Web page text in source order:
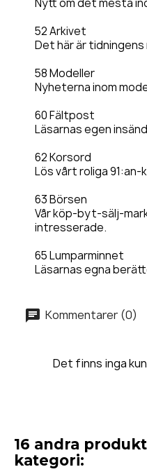
Nytt om det mesta
52 Arkivet
Det här är
58 Modeller
Nyheterna inom
60 Fältpost
Läsarnas egen
62 Korsord
Lös vårt roliga 91:an-
63 Börsen
Vår köp-byt-sälj-
intresserade.
65 Lumparminnet
Läsarnas egna
Kommentarer (0)
Det finns inga
16 andra
kategori: